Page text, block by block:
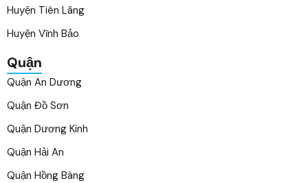
Huyện Tiên Lãng
Huyện Vĩnh Bảo
Quận
Quận An Dương
Quận Đồ Sơn
Quận Dương Kinh
Quận Hải An
Quận Hồng Bàng